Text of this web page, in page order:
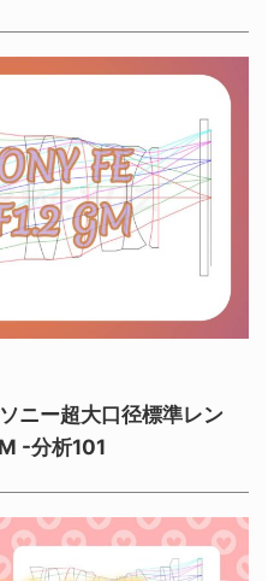
ニー超大口径標準レン
-分析101